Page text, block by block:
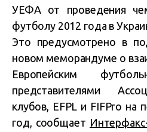
УЕФА от проведения
футболу 2012 года в
Это предусмотрено в
новом меморандуме о
Европейским
представителями
клубов, EFPL и FIFPro на
год, сообщает